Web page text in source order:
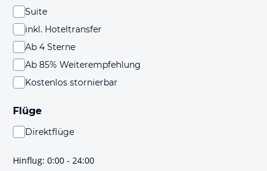
Suite
inkl. Hoteltransfer
Ab 4 Sterne
Ab 85% Weiterempfehlung
Kostenlos stornierbar
Flüge
Direktflüge
hoher Wahrscheinlichkeit Direktflüge sind. Bitte
prüfe vor der Buchung noch einmal die Flugdetails.
Hinflug: 0:00 - 24:00